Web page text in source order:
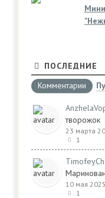
ПОСЛЕДНИЕ
Комментарии
творожок
23 марта
1
10 мая
1